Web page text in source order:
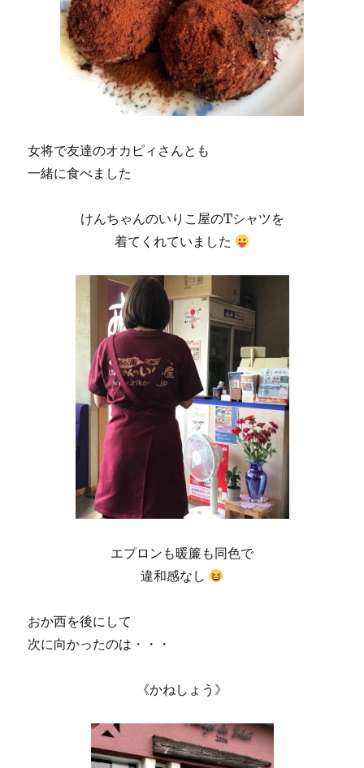
女将で友達のオカピィさんとも
一緒に食べました
けんちゃんのいりこ屋のTシャツを
着てくれていました
エプロンも暖簾も同色で
違和感なし
おか西を後にして
次に向かったのは・・・
《かねしょう》